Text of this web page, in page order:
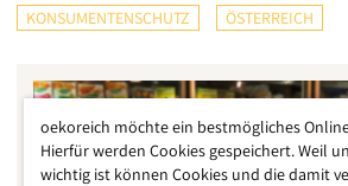
KONSUMENTENSCHUTZ ÖSTERREICH
oekoreich möchte ein bestmögliches
Hierfür werden Cookies gespeichert. Weil
wichtig ist können Cookies und die damit